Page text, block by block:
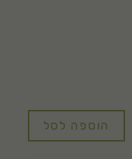
הוספה לסל